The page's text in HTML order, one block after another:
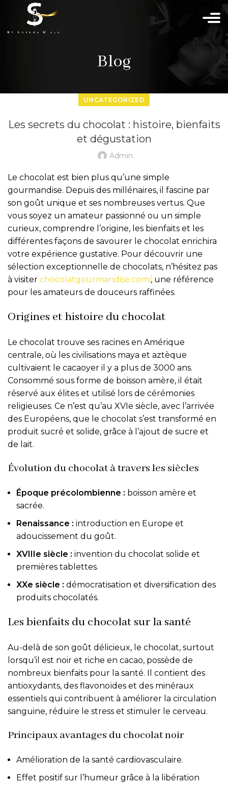
Blog
UNCATEGORIZED
Les secrets du chocolat : histoire, bienfaits
et dégustation
Admin
Le chocolat est bien plus qu’une simple
gourmandise. Depuis des millénaires, il fascine par
son goût unique et ses nombreuses vertus. Que
vous soyez un amateur passionné ou un simple
curieux, comprendre l’origine, les bienfaits et les
différentes façons de savourer le chocolat enrichira
votre expérience gustative. Pour découvrir une
sélection exceptionnelle de chocolats, n’hésitez pas
à visiter chocolatgourmandise.com/, une référence
pour les amateurs de douceurs raffinées.
Origines et histoire du chocolat
Le chocolat trouve ses racines en Amérique
centrale, où les civilisations maya et aztèque
cultivaient le cacaoyer il y a plus de 3000 ans.
Consommé sous forme de boisson amère, il était
réservé aux élites et utilisé lors de cérémonies
religieuses. Ce n’est qu’au XVIe siècle, avec l’arrivée
des Européens, que le chocolat s’est transformé en
produit sucré et solide, grâce à l’ajout de sucre et
de lait.
Évolution du chocolat à travers les siècles
Époque précolombienne : boisson amère et
sacrée.
Renaissance : introduction en Europe et
adoucissement du goût.
XVIIIe siècle : invention du chocolat solide et
premières tablettes.
XXe siècle : démocratisation et diversification des
produits chocolatés.
Les bienfaits du chocolat sur la santé
Au-delà de son goût délicieux, le chocolat, surtout
lorsqu’il est noir et riche en cacao, possède de
nombreux bienfaits pour la santé. Il contient des
antioxydants, des flavonoïdes et des minéraux
essentiels qui contribuent à améliorer la circulation
sanguine, réduire le stress et stimuler le cerveau.
Principaux avantages du chocolat noir
Amélioration de la santé cardiovasculaire.
Effet positif sur l’humeur grâce à la libération